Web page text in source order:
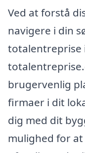
Ved at forstå
navigere i din
totalentreprise
brugervenlig
firmaer i dit
dig med dit
mulighed for